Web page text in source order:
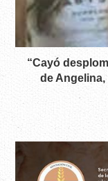
“Cayó
de